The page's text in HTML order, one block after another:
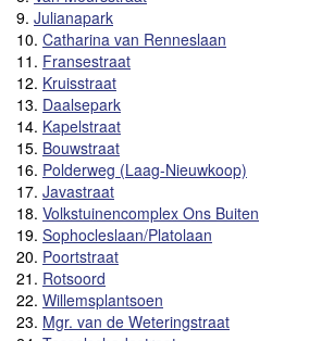
9. Julianapark
10. Catharina van Renneslaan
11. Fransestraat
12. Kruisstraat
13. Daalsepark
14. Kapelstraat
15. Bouwstraat
16. Polderweg (Laag-Nieuwkoop)
17. Javastraat
18. Volkstuinencomplex Ons Buiten
19. Sophocleslaan/Platolaan
20. Poortstraat
21. Rotsoord
22. Willemsplantsoen
23. Mgr. van de Weteringstraat